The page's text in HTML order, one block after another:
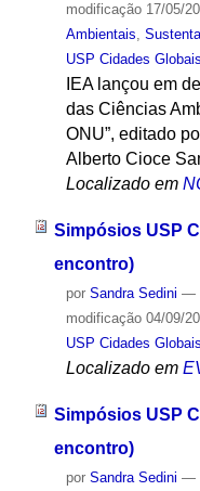
modificação17/05/
Ambientais,
USP Cidades Globais
IEA lançou em
das Ciências
ONU”, editado
Alberto Cioce
Localizado em
Simpósios USP
encontro)
por Sandra Sedini —
modificação04/09/
USP Cidades Globais
Localizado em
Simpósios USP
encontro)
por Sandra Sedini —